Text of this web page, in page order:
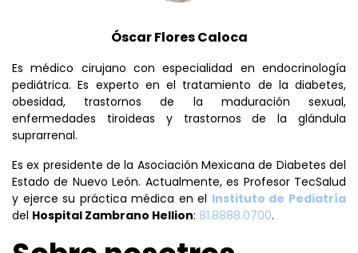
Óscar Flores Caloca
Es médico cirujano con especialidad en endocrinología
pediátrica. Es experto en el tratamiento de la diabetes,
obesidad, trastornos de la maduración sexual,
enfermedades tiroideas y trastornos de la glándula
suprarrenal.
Es ex presidente de la Asociación Mexicana de Diabetes del
Estado de Nuevo León. Actualmente, es Profesor TecSalud
y ejerce su práctica médica en el Instituto de Pediatría
del Hospital Zambrano Hellion: 81.8888.0700.